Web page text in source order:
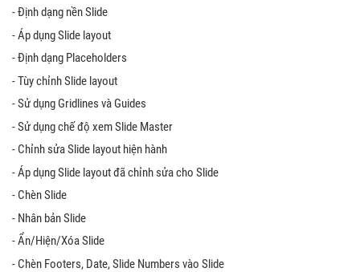
- Định dạng nền Slide
- Áp dụng Slide layout
- Định dạng Placeholders
- Tùy chỉnh Slide layout
- Sử dụng Gridlines và Guides
- Sử dụng chế độ xem Slide Master
- Chỉnh sửa Slide layout hiện hành
- Áp dụng Slide layout đã chỉnh sửa cho Slide
- Chèn Slide
- Nhân bản Slide
- Ẩn/Hiện/Xóa Slide
- Chèn Footers, Date, Slide Numbers vào Slide